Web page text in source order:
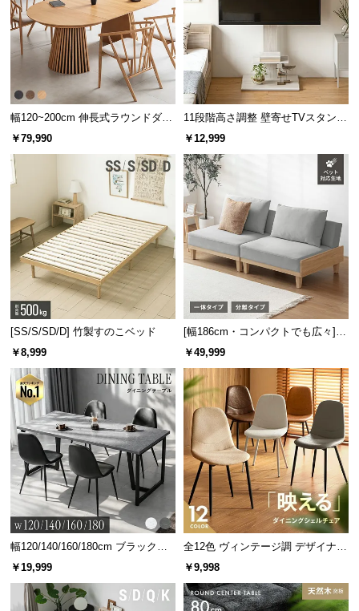
幅120~200cm 伸長式ラウンドダイ
ニングテーブル 6人掛け 天然木突
板 美しい格子デザイン
￥79,990
11段階高さ調整 壁寄せTVスタンド
キャスター付き 上下左右角度調節
￥12,999
[SS/S/SD/D] 竹製すのこベッド
￥8,999
[幅186cm・コンパクトでも広々] 3
人掛けソファベッド リクライニン
￥49,999
幅120/140/160/180cm ブラックフ
レーム ダイニング 大理石調 4人掛
￥19,999
全12色 ヴィンテージ調 デザイナー
ズシェルチェア
￥9,998